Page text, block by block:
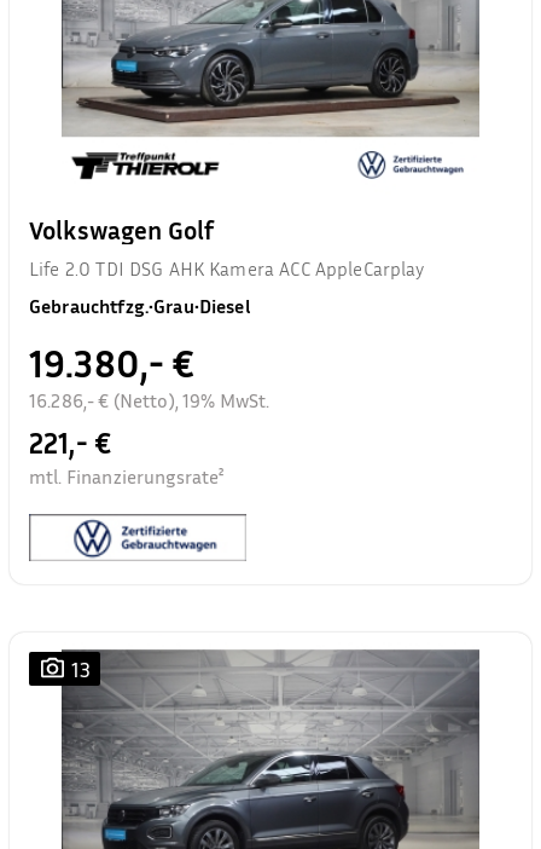
Volkswagen Golf
Life 2.0 TDI DSG AHK Kamera ACC AppleCarplay
Gebrauchtfzg.•Grau•Diesel
19.380,- €
16.286,- € (Netto), 19% MwSt.
221,- €
mtl. Finanzierungsrate²
13